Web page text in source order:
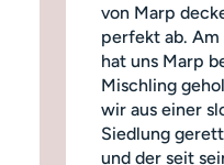
von Marp
perfekt ab.
hat uns Marp
Mischling
wir aus einer
Siedlung
und der seit